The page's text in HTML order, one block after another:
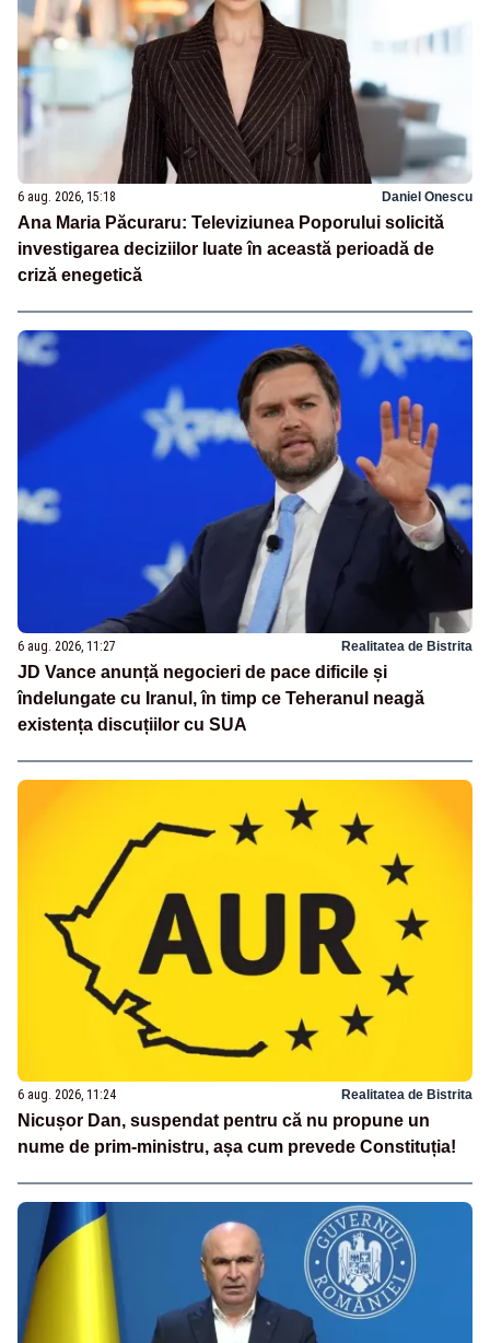
6 aug. 2026, 15:18 Daniel Onescu
Ana Maria Păcuraru: Televiziunea Poporului solicită
investigarea deciziilor luate în această perioadă de
criză enegetică
6 aug. 2026, 11:27 Realitatea de Bistrita
JD Vance anunță negocieri de pace dificile și
îndelungate cu Iranul, în timp ce Teheranul neagă
existența discuțiilor cu SUA
6 aug. 2026, 11:24 Realitatea de Bistrita
Nicușor Dan, suspendat pentru că nu propune un
nume de prim-ministru, așa cum prevede Constituția!